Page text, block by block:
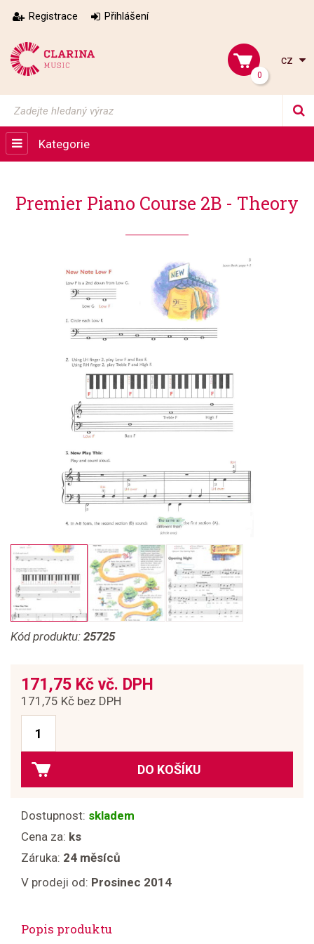
Registrace Přihlášení
0
cz
Kategorie
Premier Piano Course 2B - Theory
Kód produktu: 25725
171,75 Kč vč. DPH
171,75 Kč bez DPH
DO KOŠÍKU
Dostupnost: skladem
Cena za: ks
Záruka: 24 měsíců
V prodeji od: Prosinec 2014
Popis produktu